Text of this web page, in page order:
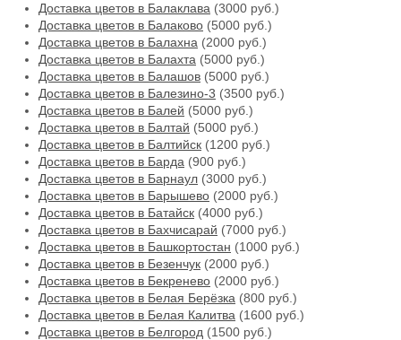
Доставка цветов в Балаклава (3000 руб.)
Доставка цветов в Балаково (5000 руб.)
Доставка цветов в Балахна (2000 руб.)
Доставка цветов в Балахта (5000 руб.)
Доставка цветов в Балашов (5000 руб.)
Доставка цветов в Балезино-3 (3500 руб.)
Доставка цветов в Балей (5000 руб.)
Доставка цветов в Балтай (5000 руб.)
Доставка цветов в Балтийск (1200 руб.)
Доставка цветов в Барда (900 руб.)
Доставка цветов в Барнаул (3000 руб.)
Доставка цветов в Барышево (2000 руб.)
Доставка цветов в Батайск (4000 руб.)
Доставка цветов в Бахчисарай (7000 руб.)
Доставка цветов в Башкортостан (1000 руб.)
Доставка цветов в Безенчук (2000 руб.)
Доставка цветов в Бекренево (2000 руб.)
Доставка цветов в Белая Берёзка (800 руб.)
Доставка цветов в Белая Калитва (1600 руб.)
Доставка цветов в Белгород (1500 руб.)